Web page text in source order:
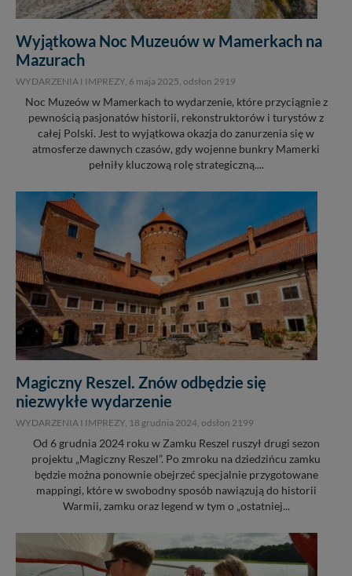
Wyjątkowa Noc Muzeuów w Mamerkach na
Mazurach
WYDARZENIA I IMPREZY, 6 maja 2025 , odsłon 2919
Noc Muzeów w Mamerkach to wydarzenie, które przyciągnie z
pewnością pasjonatów historii, rekonstruktorów i turystów z
całej Polski. Jest to wyjątkowa okazja do zanurzenia się w
atmosferze dawnych czasów, gdy wojenne bunkry Mamerki
pełniły kluczową rolę strategiczną....
Magiczny Reszel. Znów odbędzie się
niezwykłe wydarzenie
WYDARZENIA I IMPREZY, 18 grudnia 2024, odsłon 2199
Od 6 grudnia 2024 roku w Zamku Reszel ruszył drugi sezon
projektu „Magiczny Reszel”. Po zmroku na dziedzińcu zamku
będzie można ponownie obejrzeć specjalnie przygotowane
mappingi, które w swobodny sposób nawiązują do historii
Warmii, zamku oraz legend w tym o „ostatniej...